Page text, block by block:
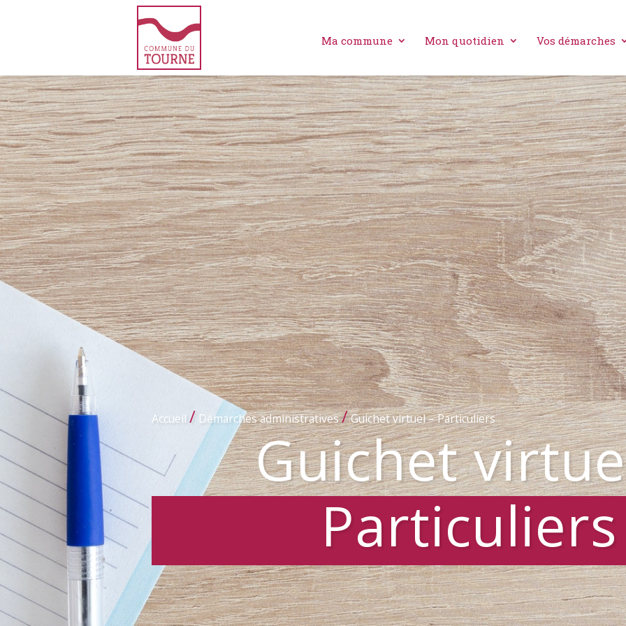
Ma commune Mon quotidien Vos démarches
Accueil / Démarches administratives/Guichet virtuel – Particuliers
Guichet
Particuliers